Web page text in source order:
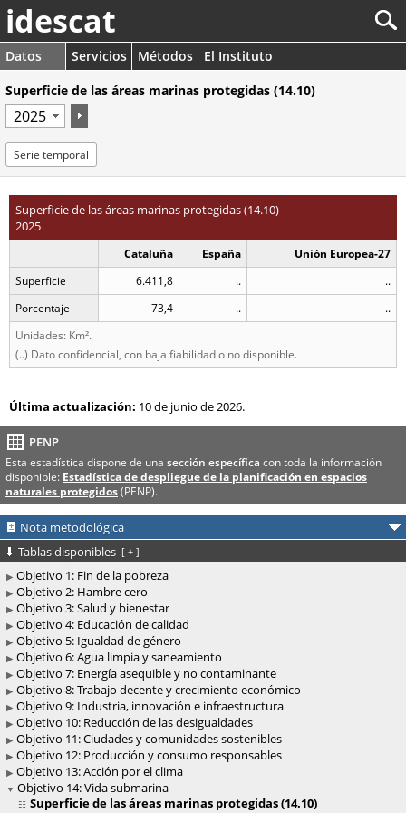
idescat
Datos Servicios Métodos
El Instituto
Superficie de las áreas marinas protegidas (14.10)
Serie temporal
Superficie de las áreas marinas protegidas (14.10)
2025
Cataluña España
Unión Europea-27
Superficie
6.411,8 ..
..
Porcentaje
73,4 ..
..
Unidades: Km².
(..) Dato confidencial, con baja fiabilidad o no disponible.
Última actualización: 10 de junio de 2026.
PENP
Esta estadística dispone de una sección específica con toda la información
disponible: Estadística de despliegue de la planificación en espacios
naturales protegidos(PENP).
Nota metodológica
Tablas disponibles [ + ]
Objetivo 1: Fin de la pobreza
Objetivo 2: Hambre cero
Objetivo 3: Salud y bienestar
Objetivo 4: Educación de calidad
Objetivo 5: Igualdad de género
Objetivo 6: Agua limpia y saneamiento
Objetivo 7: Energía asequible y no contaminante
Objetivo 8: Trabajo decente y crecimiento económico
Objetivo 9: Industria, innovación e infraestructura
Objetivo 10: Reducción de las desigualdades
Objetivo 11: Ciudades y comunidades sostenibles
Objetivo 12: Producción y consumo responsables
Objetivo 13: Acción por el clima
Objetivo 14: Vida submarina
Superficie de las áreas marinas protegidas (14.10)